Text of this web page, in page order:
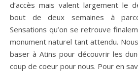
d’accès mais valent largement le
bout de deux semaines à
Sensations qu’on se retrouve
monument naturel tant attendu.
baser à Atins pour découvrir les
coup de coeur pour nous. Pour en